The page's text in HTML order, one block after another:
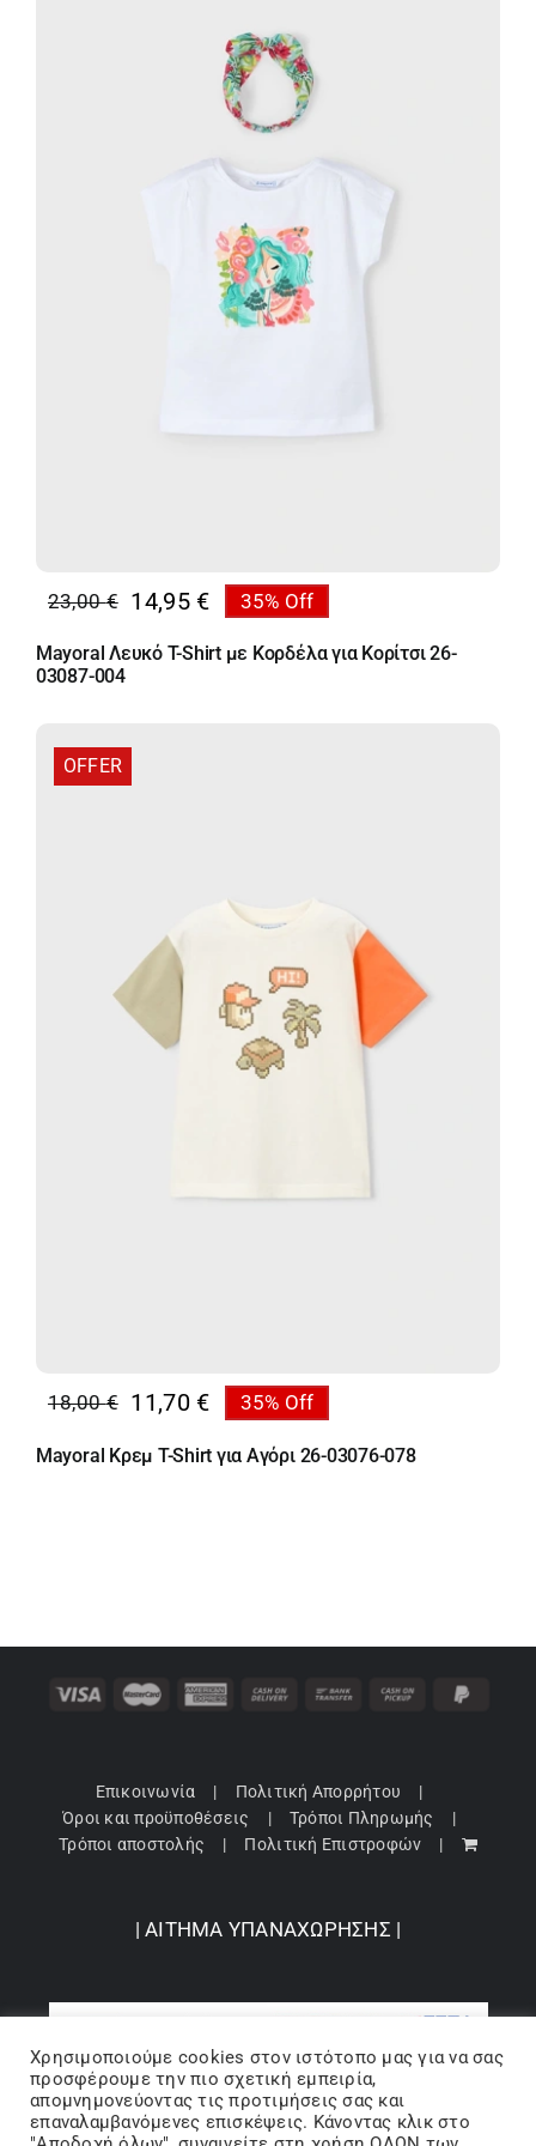
23,00€
Original
price
was:
14,95 €
Η
τρέχουσα
τιμή
35% Off
Mayoral Λευκό T-Shirt με Κορδέλα για Κορίτσι 26-
03087-004
OFFER
18,00€
Original
price
was:
11,70 €
Η
τρέχουσα
τιμή
35% Off
Mayoral Κρεμ T-Shirt για Αγόρι 26-03076-078
Επικοινωνία
Πολιτική Απορρήτου
Όροι και προϋποθέσεις
Τρόποι Πληρωμής
Τρόποι αποστολής
Πολιτική Επιστροφών
| ΑΙΤΗΜΑ ΥΠΑΝΑΧΩΡΗΣΗΣ |
Χρησιμοποιούμε cookies στον ιστότοπo μας για να σας
προσφέρουμε την πιο σχετική εμπειρία,
απομνημονεύοντας τις προτιμήσεις σας και
επαναλαμβανόμενες επισκέψεις. Κάνοντας κλικ στο